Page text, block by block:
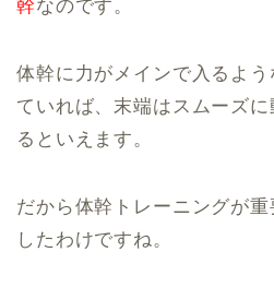
幹なのです。
体幹に力がメインで入るよ
ていれば、末端はスムーズ
るといえます。
だから体幹トレーニングが
したわけですね。